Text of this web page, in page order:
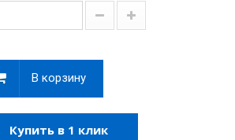
В корзину
Купить в 1 клик